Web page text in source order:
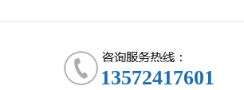
13572417601